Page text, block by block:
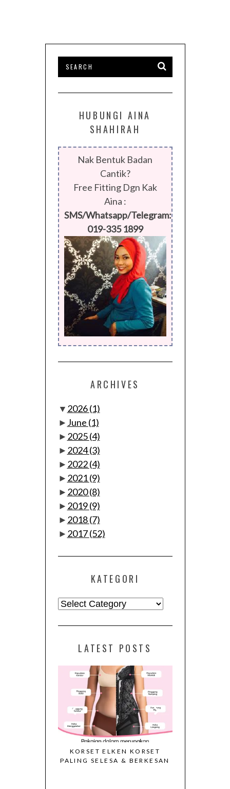
HUBUNGI AINA
SHAHIRAH
Nak Bentuk Badan
Cantik?
Free Fitting Dgn Kak
Aina :
SMS/Whatsapp/Telegram:
019-335 1899
ARCHIVES
▼ 2026(1)
► June (1)
► 2025(4)
► 2024(3)
► 2022(4)
► 2021(9)
► 2020(8)
► 2019(9)
► 2018(7)
► 2017(52)
KATEGORI
Kategori
LATEST POSTS
KORSET ELKEN KORSET
PALING SELESA & BERKESAN